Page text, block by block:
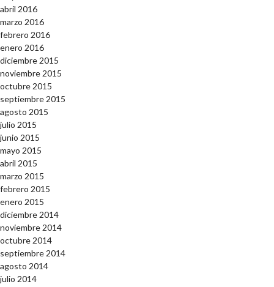
abril 2016
marzo 2016
febrero 2016
enero 2016
diciembre 2015
noviembre 2015
octubre 2015
septiembre 2015
agosto 2015
julio 2015
junio 2015
mayo 2015
abril 2015
marzo 2015
febrero 2015
enero 2015
diciembre 2014
noviembre 2014
octubre 2014
septiembre 2014
agosto 2014
julio 2014